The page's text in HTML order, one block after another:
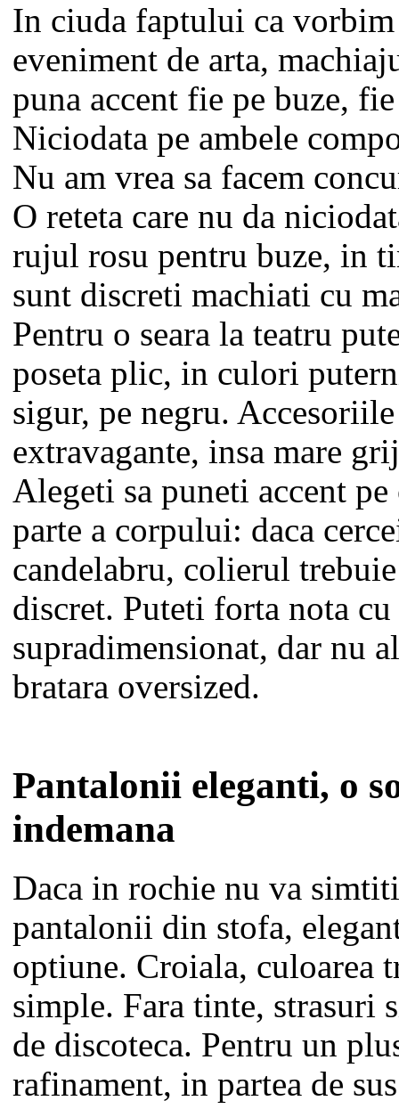
In ciuda faptului ca
eveniment de arta,
puna accent fie pe buze,
Niciodata pe ambele
Nu am vrea sa facem
O reteta care nu da
rujul rosu pentru buze, in
sunt discreti machiati cu
Pentru o seara la teatru
poseta plic, in culori
sigur, pe negru.
extravagante, insa mare
Alegeti sa puneti accent
parte a corpului: daca
candelabru, colierul
discret. Puteti forta nota
supradimensionat, dar nu
bratara oversized.
Pantalonii eleganti, o
indemana
Daca in rochie nu va
pantalonii din stofa,
optiune. Croiala, culoarea
simple. Fara tinte, strasuri
de discoteca. Pentru un
rafinament, in partea de